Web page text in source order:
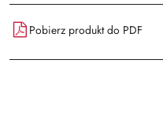
Pobierz produkt do PDF